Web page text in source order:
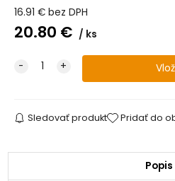
16.91 € bez DPH
20.80 € ks
Sledovať produkt Pridať do
Popis